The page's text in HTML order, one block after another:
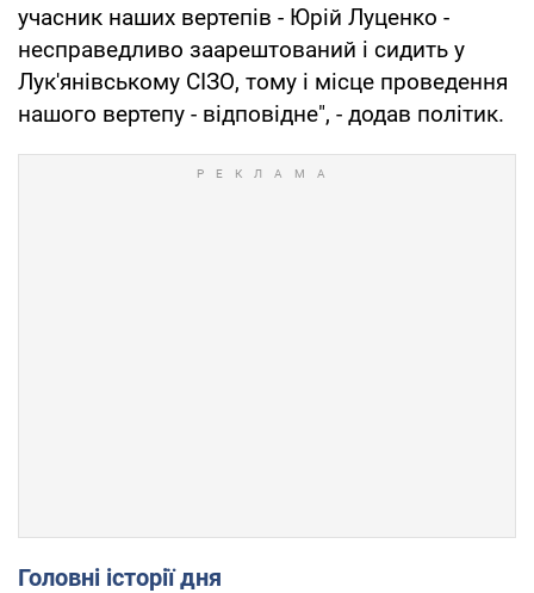
учасник наших вертепів - Юрій Луценко -
несправедливо заарештований і сидить у
Лук'янівському СІЗО, тому і місце проведення
нашого вертепу - відповідне", - додав політик.
Головні історії дня